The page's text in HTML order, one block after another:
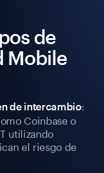
de
Mobile
de intercambio:
Coinbase o
utilizando
el riesgo de